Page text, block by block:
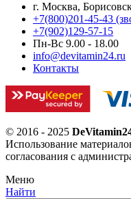
г. Москва,
+7(800)201-45-43
+7(902)129-57-15
Пн-Вс 9.00 - 18.00
info@devitamin24.ru
Контакты
© 2016 - 2025
Использование
согласования с
Меню
Найти